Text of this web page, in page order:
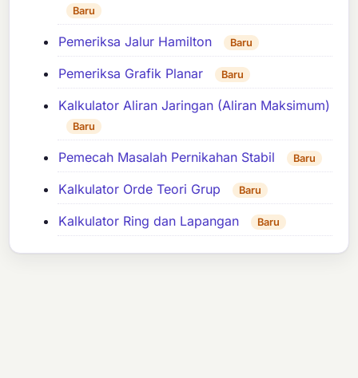
Baru
Pemeriksa Jalur Hamilton Baru
Pemeriksa Grafik Planar Baru
Kalkulator Aliran Jaringan (Aliran Maksimum)
Baru
Pemecah Masalah Pernikahan Stabil Baru
Kalkulator Orde Teori Grup Baru
Kalkulator Ring dan Lapangan Baru